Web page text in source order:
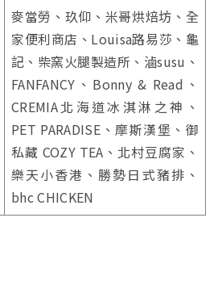
麥當勞、玖仰、米哥烘焙坊、全
家便利商店、Louisa路易莎、龜
記、柴窯火腿製造所、滷susu、
FANFANCY、Bonny & Read、
CREMIA北海道冰淇淋之神、
PET PARADISE、摩斯漢堡、御
私藏 COZY TEA、北村豆腐家、
樂天小香港、勝勢日式豬排、
bhc CHICKEN